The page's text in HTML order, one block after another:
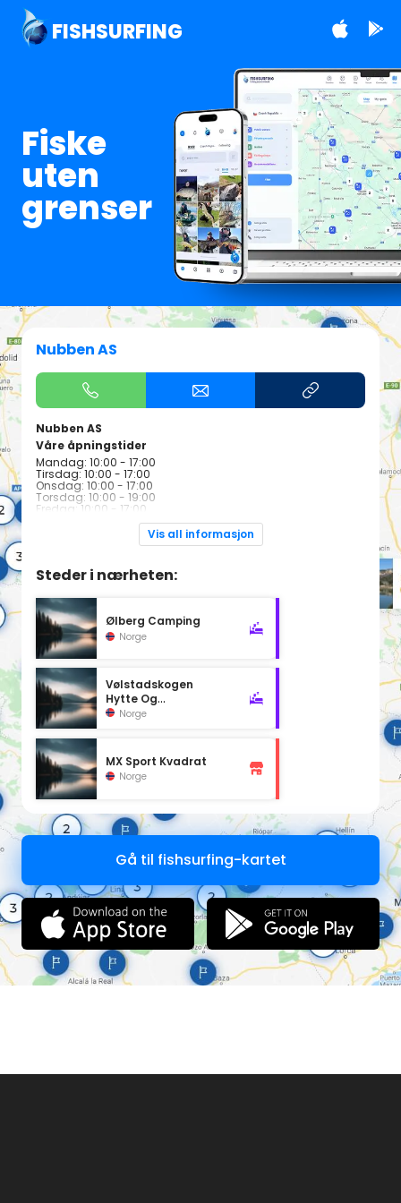
FISHSURFING
Fiske
uten
grenser
Nubben AS
Nubben AS
Våre åpningstider
Mandag: 10:00 - 17:00
Tirsdag: 10:00 - 17:00
Onsdag: 10:00 - 17:00
Torsdag: 10:00 - 19:00
Fredag: 10:00 - 17:00
Lordag: 10:00 - 15:00
Vis all informasjon
Steder i nærheten:
Ølberg Camping
Norge
Vølstadskogen
Hytte Og
Campinganleg
Norge
MX Sport Kvadrat
Norge
Gå til fishsurfing-kartet